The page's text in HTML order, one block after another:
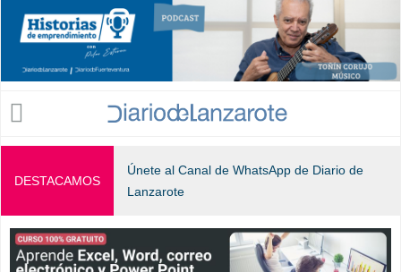
Jump to navigation
DESTACAMOS
Únete al Canal de WhatsApp de Diario de
Lanzarote